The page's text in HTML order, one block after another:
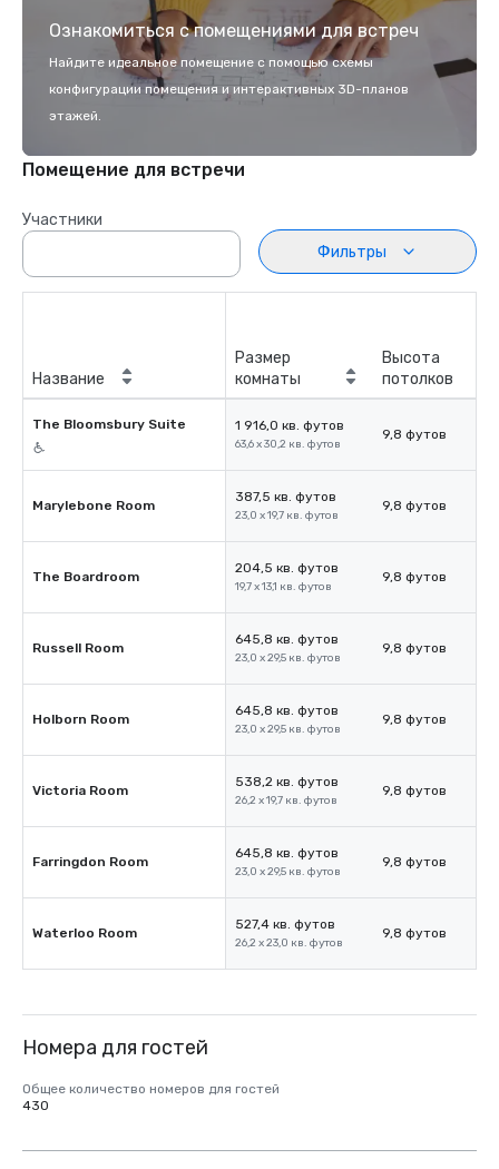
Ознакомиться с помещениями для встреч
Найдите идеальное помещение с помощью схемы
конфигурации помещения и интерактивных 3D-планов
этажей.
Помещение для встречи
Участники
Фильтры
Название
Размер
комнаты
Высота
потолков
The Bloomsbury Suite 1 916,0 кв. футов
63,6 x 30,2 кв. футов
9,8 футов
Marylebone Room
387,5 кв. футов
23,0 x 19,7 кв. футов
9,8 футов
The Boardroom
204,5 кв. футов
19,7 x 13,1 кв. футов
9,8 футов
Russell Room
645,8 кв. футов
23,0 x 29,5 кв. футов
9,8 футов
Holborn Room
645,8 кв. футов
23,0 x 29,5 кв. футов
9,8 футов
Victoria Room
538,2 кв. футов
26,2 x 19,7 кв. футов
9,8 футов
Farringdon Room
645,8 кв. футов
23,0 x 29,5 кв. футов
9,8 футов
Waterloo Room
527,4 кв. футов
26,2 x 23,0 кв. футов
9,8 футов
Номера для гостей
Общее количество номеров для гостей
430